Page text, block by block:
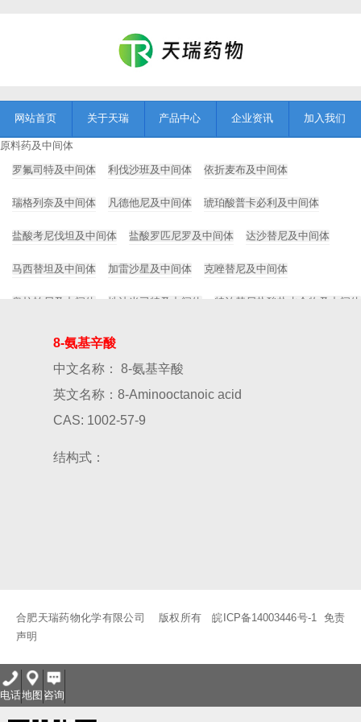
网站首页 关于天瑞 产品中心 企业资讯 加入我们
原料药及中间体
罗氟司特及中间体
利伐沙班及中间体 依折麦布及中间体
瑞格列奈及中间体 凡德他尼及中间体 琥珀酸普卡必利及中间体
盐酸考尼伐坦及中间体 盐酸罗匹尼罗及中间体 达沙替尼及中间体
马西替坦及中间体 加雷沙星及中间体 克唑替尼及中间体
奥拉帕尼及中间体 地法米司特及中间体 特泊替尼盐酸盐水合物及中间体
Tanimilast及中间体
药用辅料及中间体
8-氨基辛酸 8-溴辛酸甲酯
玻尿酸
8-氨基辛酸
中文名称： 8-氨基辛酸
英文名称：8-Aminooctanoic acid
CAS: 1002-57-9
结构式：
合肥天瑞药物化学有限公司 版权所有皖ICP备14003446号-1
免责
声明
电话地图 咨询